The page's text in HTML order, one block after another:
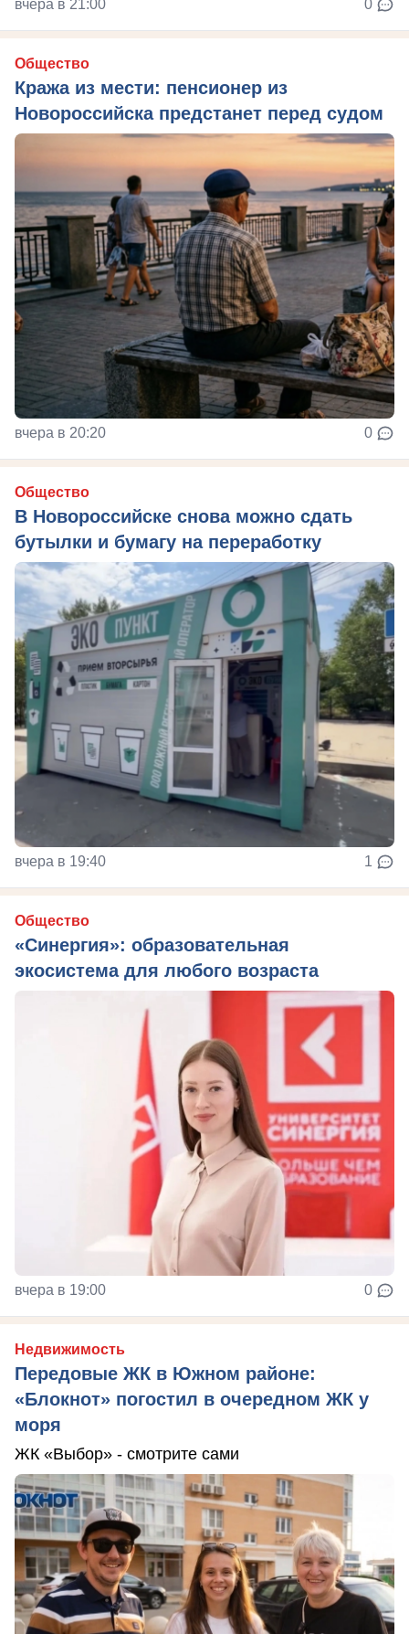
вчера в 21:00 0
Общество
Кража из мести: пенсионер из
Новороссийска предстанет перед судом
вчера в 20:20 0
Общество
В Новороссийске снова можно сдать
бутылки и бумагу на переработку
вчера в 19:40 1
Общество
«Синергия»: образовательная
экосистема для любого возраста
вчера в 19:00 0
Недвижимость
Передовые ЖК в Южном районе:
«Блокнот» погостил в очередном ЖК у
моря
ЖК «Выбор» - смотрите сами